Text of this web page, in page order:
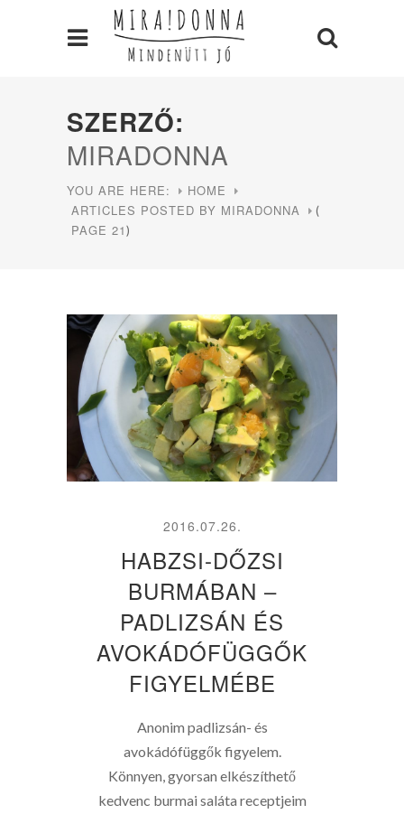
SZERZŐ:
MIRADONNA
YOU ARE HERE:
HOME
ARTICLES POSTED BY MIRADONNA
(
PAGE 21)
2016.07.26.
HABZSI-DŐZSI
BURMÁBAN –
PADLIZSÁN ÉS
AVOKÁDÓFÜGGŐK
FIGYELMÉBE
Anonim padlizsán- és
avokádófüggők figyelem.
Könnyen, gyorsan elkészíthető
kedvenc burmai saláta receptjeim